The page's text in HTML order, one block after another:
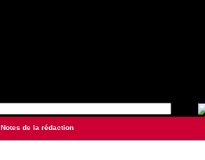
Notes de la rédaction